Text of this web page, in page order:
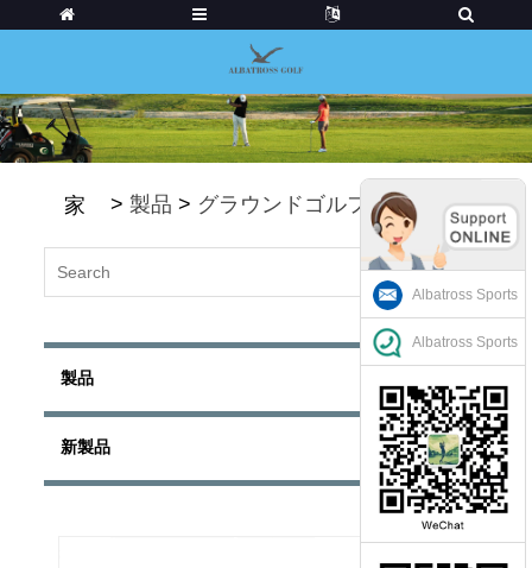
家 > 製品 > グラウンドゴルフクラブ
製品
新製品
Albatross Sports
Albatross Sports